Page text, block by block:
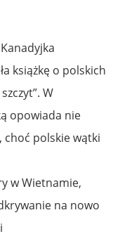
książkę o polskich
W
opowiada nie
polskie wątki
w Wietnamie,
na nowo